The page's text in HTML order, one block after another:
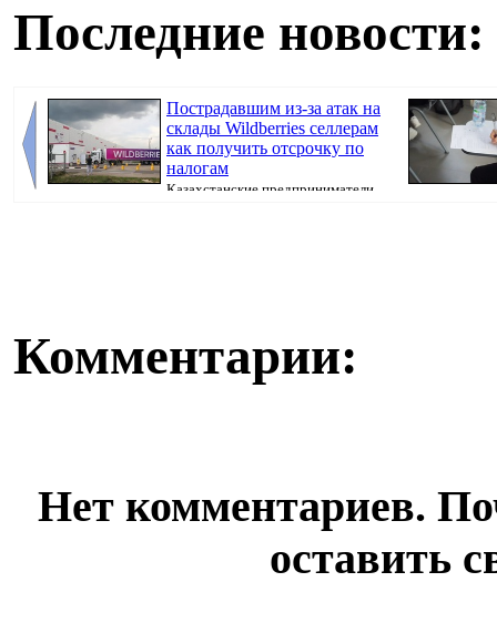
Последние новости:
Пострадавшим из-за атак на
склады Wildberries селлерам
как получить отсрочку по
налогам
Казахстанские предприниматели,
Комментарии:
Нет комментариев.
оставить